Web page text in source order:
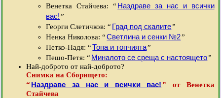
Венетка Стайчева: “ Наздраве за нас и всички
вас! ”
Георги Слетичков: “ Град под скалите”
Ненка Николова: “ Светлина и сенки №2”
Петко-Надя: “ Топа и топчията”
Пешо-Петя: “ Миналото се среща с настоящето”
Най-доброто от най-доброто?
Снимка на Сборището:
“ Наздраве за нас и всички вас! ” от Венетка
Стайчева